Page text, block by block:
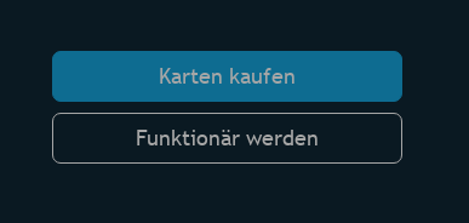
Karten kaufen
Funktionär werden